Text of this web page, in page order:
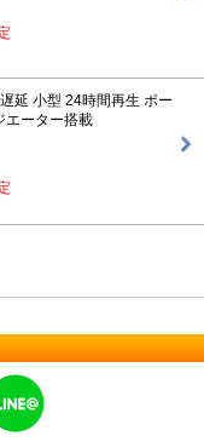
延 小型 24時間再生 ポー
エーター搭載